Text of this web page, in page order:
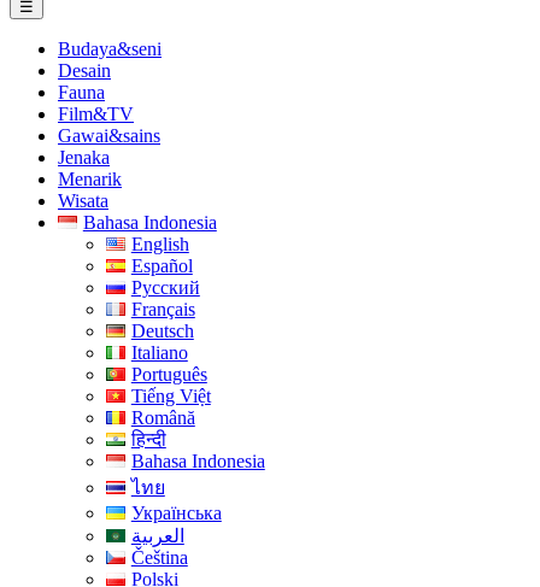
☰
Budaya&seni
Desain
Fauna
Film&TV
Gawai&sains
Jenaka
Menarik
Wisata
Bahasa Indonesia
English
Español
Русский
Français
Deutsch
Italiano
Português
Tiếng Việt
Română
हिन्दी
Bahasa Indonesia
ไทย
Українська
العربية
Čeština
Polski